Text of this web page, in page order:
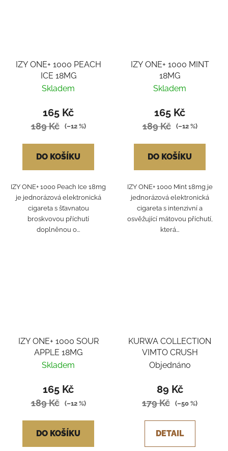
IZY ONE+ 1000 PEACH
ICE 18MG
Skladem
165 Kč
189 Kč (–12 %)
DO KOŠÍKU
IZY ONE+ 1000 Peach Ice 18mg
je jednorázová elektronická
cigareta s šťavnatou
broskvovou příchutí
doplněnou o...
IZY ONE+ 1000 MINT
18MG
Skladem
165 Kč
189 Kč (–12 %)
DO KOŠÍKU
IZY ONE+ 1000 Mint 18mg je
jednorázová elektronická
cigareta s intenzivní a
osvěžující mátovou příchutí,
která...
IZY ONE+ 1000 SOUR
APPLE 18MG
Skladem
165 Kč
189 Kč (–12 %)
DO KOŠÍKU
KURWA COLLECTION
VIMTO CRUSH
Objednáno
89 Kč
179 Kč (–50 %)
DETAIL